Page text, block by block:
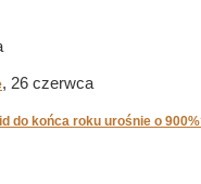
, 26 czerwca
do końca roku urośnie o